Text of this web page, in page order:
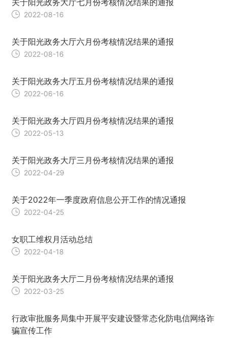
关于阳光政务大厅七月份考核情况结果的通报
2022-08-16
关于阳光政务大厅六月份考核情况结果的通报
2022-08-16
关于阳光政务大厅五月份考核情况结果的通报
2022-06-16
关于阳光政务大厅四月份考核情况结果的通报
2022-05-13
关于阳光政务大厅三月份考核情况结果的通报
2022-04-29
关于2022年一季度政府信息公开工作的情况通报
2022-04-25
女职工维权月活动总结
2022-04-18
关于阳光政务大厅二月份考核情况结果的通报
2022-03-25
行政审批服务局集中开展平安建设暨常态化防电信网络诈
骗宣传工作